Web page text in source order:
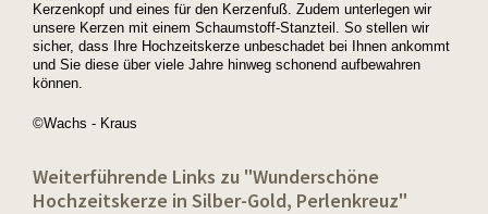
Kerzenkopf und eines für den Kerzenfuß. Zudem unterlegen wir
unsere Kerzen mit einem Schaumstoff-Stanzteil. So stellen wir
sicher, dass Ihre Hochzeitskerze unbeschadet bei Ihnen ankommt
und Sie diese über viele Jahre hinweg schonend aufbewahren
können.
©Wachs - Kraus
Weiterführende Links zu "Wunderschöne
Hochzeitskerze in Silber-Gold, Perlenkreuz"